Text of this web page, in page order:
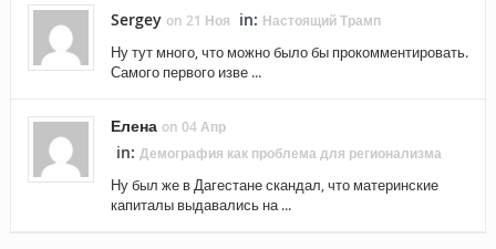
Sergey on 21 Ноя in: Настоящий Трамп
Ну тут много, что можно было бы прокомментировать.
Самого первого изве ...
Елена on 04 Апр
in: Демография как проблема для регионализма
Ну был же в Дагестане скандал, что материнские
капиталы выдавались на ...